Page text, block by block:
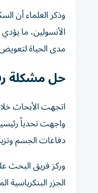
وذكر العلماء أن
الأنسولين، ما
مدى الحياة
حل مشكلة
اتجهت الأبحاث
واجهت تحدياً
دفاعات الجسم
وركز فريق البحث
الجزر